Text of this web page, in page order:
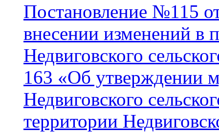
Постановление №115
внесении изменений в
Недвиговского
163 «Об утверждении
Недвиговского
территории